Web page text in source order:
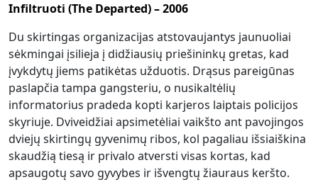
Infiltruoti (The Departed) – 2006
Du skirtingas organizacijas atstovaujantys jaunuoliai
sėkmingai įsilieja į didžiausių priešininkų gretas, kad
įvykdytų jiems patikėtas užduotis. Drąsus pareigūnas
paslapčia tampa gangsteriu, o nusikaltėlių
informatorius pradeda kopti karjeros laiptais policijos
skyriuje. Dviveidžiai apsimetėliai vaikšto ant pavojingos
dviejų skirtingų gyvenimų ribos, kol pagaliau išsiaiškina
skaudžią tiesą ir privalo atversti visas kortas, kad
apsaugotų savo gyvybes ir išvengtų žiauraus keršto.